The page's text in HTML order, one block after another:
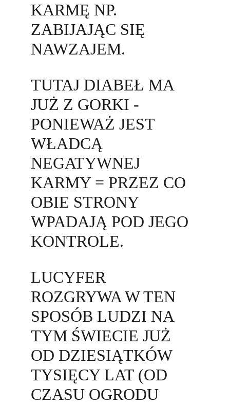
KARMĘ NP.
ZABIJAJĄC SIĘ
NAWZAJEM.
TUTAJ DIABEŁ MA
JUŻ Z GORKI -
PONIEWAŻ JEST
WŁADCĄ
NEGATYWNEJ
KARMY = PRZEZ CO
OBIE STRONY
WPADAJĄ POD JEGO
KONTROLE.
LUCYFER
ROZGRYWA W TEN
SPOSÓB LUDZI NA
TYM ŚWIECIE JUŻ
OD DZIESIĄTKÓW
TYSIĘCY LAT (OD
CZASU OGRODU